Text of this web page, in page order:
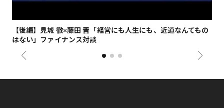
【後編】見城 徹×藤田 晋「経営にも人生にも、近道なんてもの
はない」ファイナンス対談